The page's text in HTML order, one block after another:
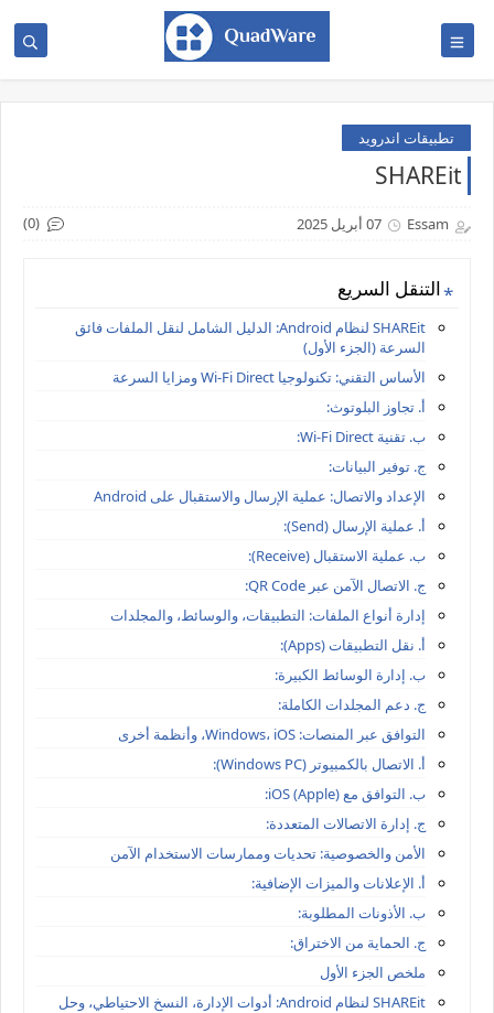
تطبيقات اندرويد
SHAREit
Essam 07 أبريل 2025 (0)
التنقل السريع
SHAREit لنظام Android: الدليل الشامل لنقل الملفات فائق
السرعة (الجزء الأول)
الأساس التقني: تكنولوجيا Wi-Fi Direct ومزايا السرعة
أ. تجاوز البلوتوث:
ب. تقنية Wi-Fi Direct:
ج. توفير البيانات:
الإعداد والاتصال: عملية الإرسال والاستقبال على Android
أ. عملية الإرسال (Send):
ب. عملية الاستقبال (Receive):
ج. الاتصال الآمن عبر QR Code:
إدارة أنواع الملفات: التطبيقات، والوسائط، والمجلدات
أ. نقل التطبيقات (Apps):
ب. إدارة الوسائط الكبيرة:
ج. دعم المجلدات الكاملة:
التوافق عبر المنصات: Windows، iOS، وأنظمة أخرى
أ. الاتصال بالكمبيوتر (Windows PC):
ب. التوافق مع iOS (Apple):
ج. إدارة الاتصالات المتعددة:
الأمن والخصوصية: تحديات وممارسات الاستخدام الآمن
أ. الإعلانات والميزات الإضافية:
ب. الأذونات المطلوبة:
ج. الحماية من الاختراق:
ملخص الجزء الأول
SHAREit لنظام Android: أدوات الإدارة، النسخ الاحتياطي، وحل